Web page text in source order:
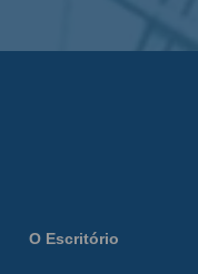
O Escritório